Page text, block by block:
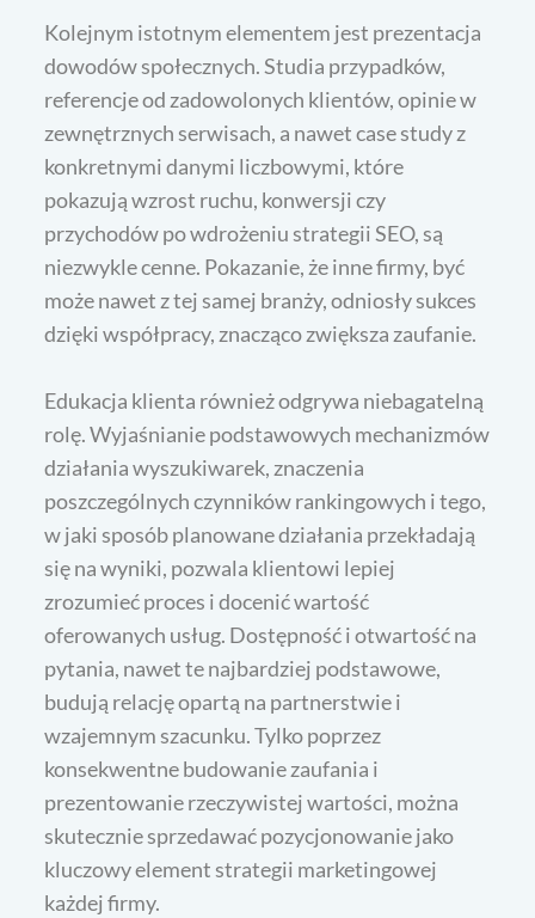
Kolejnym istotnym elementem jest prezentacja
dowodów społecznych. Studia przypadków,
referencje od zadowolonych klientów, opinie w
zewnętrznych serwisach, a nawet case study z
konkretnymi danymi liczbowymi, które
pokazują wzrost ruchu, konwersji czy
przychodów po wdrożeniu strategii SEO, są
niezwykle cenne. Pokazanie, że inne firmy, być
może nawet z tej samej branży, odniosły sukces
dzięki współpracy, znacząco zwiększa zaufanie.
Edukacja klienta również odgrywa niebagatelną
rolę. Wyjaśnianie podstawowych mechanizmów
działania wyszukiwarek, znaczenia
poszczególnych czynników rankingowych i tego,
w jaki sposób planowane działania przekładają
się na wyniki, pozwala klientowi lepiej
zrozumieć proces i docenić wartość
oferowanych usług. Dostępność i otwartość na
pytania, nawet te najbardziej podstawowe,
budują relację opartą na partnerstwie i
wzajemnym szacunku. Tylko poprzez
konsekwentne budowanie zaufania i
prezentowanie rzeczywistej wartości, można
skutecznie sprzedawać pozycjonowanie jako
kluczowy element strategii marketingowej
każdej firmy.